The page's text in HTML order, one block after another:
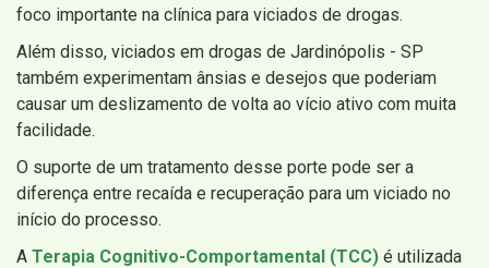
foco importante na clínica para viciados de drogas.
Além disso, viciados em drogas de Jardinópolis - SP
também experimentam ânsias e desejos que poderiam
causar um deslizamento de volta ao vício ativo com muita
facilidade.
O suporte de um tratamento desse porte pode ser a
diferença entre recaída e recuperação para um viciado no
início do processo.
A Terapia Cognitivo-Comportamental (TCC) é utilizada